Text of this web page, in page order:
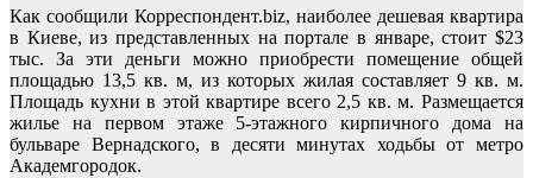
Как сообщили Корреспондент.biz, наиболее дешевая квартира
в Киеве, из представленных на портале в январе, стоит $23
тыс. За эти деньги можно приобрести помещение общей
площадью 13,5 кв. м, из которых жилая составляет 9 кв. м.
Площадь кухни в этой квартире всего 2,5 кв. м. Размещается
жилье на первом этаже 5-этажного кирпичного дома на
бульваре Вернадского, в десяти минутах ходьбы от метро
Академгородок.